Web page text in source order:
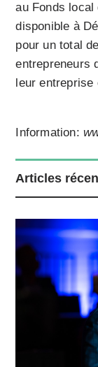
au Fonds local
disponible à
pour un total
entrepreneurs
leur entreprise
Information:
Articles